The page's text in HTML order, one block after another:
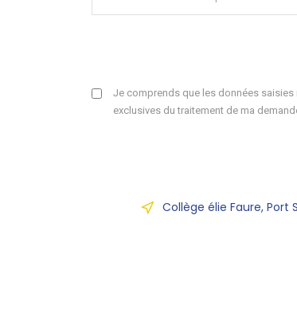
Je comprends que les données
exclusives du traitement de ma
Collège élie Faure, Port